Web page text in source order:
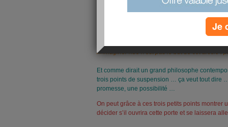
là … à côté de moi … le visage levé vers les
Ça s’appelle la magie des trois points de
phrase inachevée, de faire une phrase dans
m'imaginer nue n'est pas le but de cet article !
Et comme dirait un grand philosophe
trois points de suspension … ça veut tout dire
promesse, une possibilité …
On peut grâce à ces trois petits points montrer
décider s’il ouvrira cette porte et se laissera
Je